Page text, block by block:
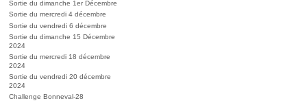
Sortie du dimanche 1er Décembre
Sortie du mercredi 4 décembre
Sortie du vendredi 6 décembre
Sortie du dimanche 15 Décembre
2024
Sortie du mercredi 18 décembre
2024
Sortie du vendredi 20 décembre
2024
Challenge Bonneval-28